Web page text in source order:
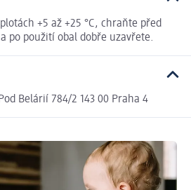
+5 až +25 °C, chraňte před
po použití obal dobře uzavřete.
Belárií 784/2 143 00 Praha 4